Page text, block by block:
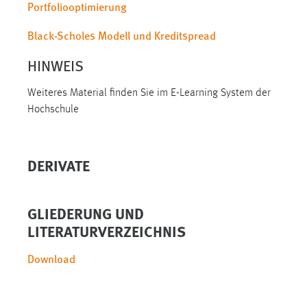
Portfoliooptimierung
Black-Scholes Modell und Kreditspread
HINWEIS
Weiteres Material finden Sie im E-Learning System der
Hochschule
DERIVATE
GLIEDERUNG UND
LITERATURVERZEICHNIS
Download
Max. 13 Monate
MARKETING
Marketing Cookies werden von Drittanbietern
hinweg verfolgen.
Name:
_gcl_au
Anbieter: